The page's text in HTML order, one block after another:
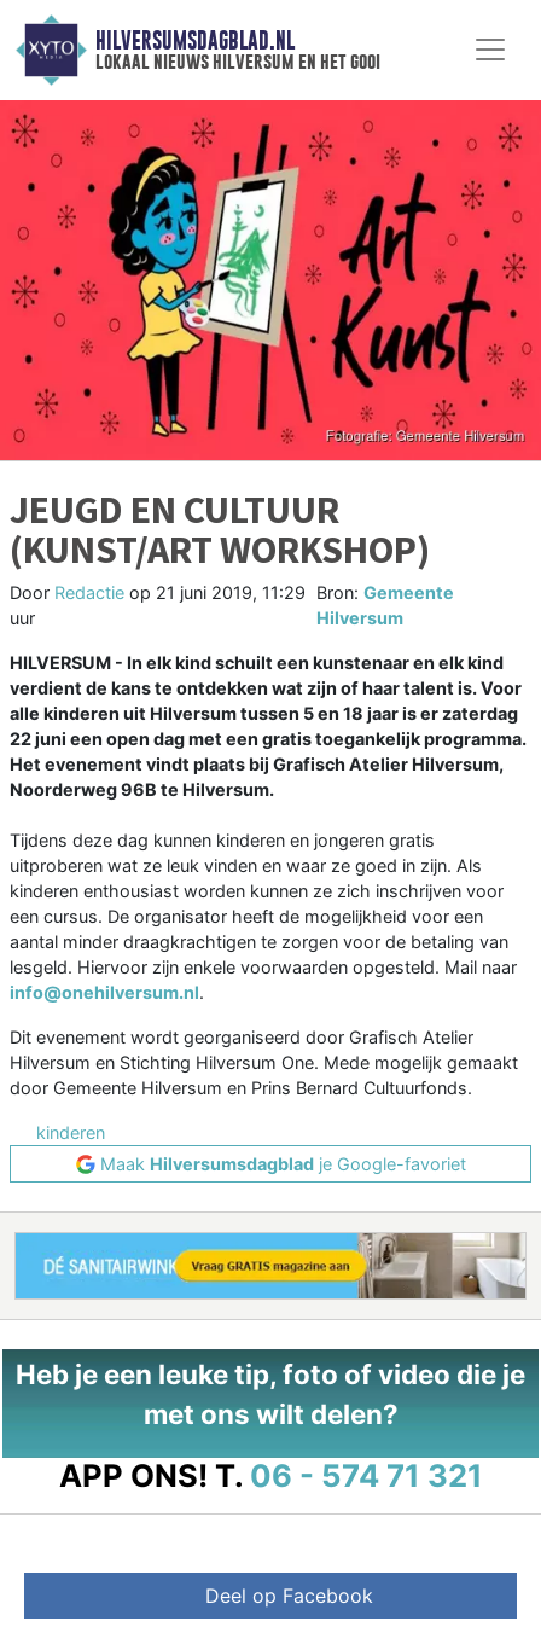
HILVERSUMSDAGBLAD.NL
lokaal nieuws hilversum en het gooi
JEUGD EN CULTUUR
(KUNST/ART WORKSHOP)
Door Redactie op 21 juni 2019, 11:29
uur
Bron:Gemeente
Hilversum
HILVERSUM - In elk kind schuilt een kunstenaar en elk kind
verdient de kans te ontdekken wat zijn of haar talent is. Voor
alle kinderen uit Hilversum tussen 5 en 18 jaar is er zaterdag
22 juni een open dag met een gratis toegankelijk programma.
Het evenement vindt plaats bij Grafisch Atelier Hilversum,
Noorderweg 96B te Hilversum.
Tijdens deze dag kunnen kinderen en jongeren gratis
uitproberen wat ze leuk vinden en waar ze goed in zijn. Als
kinderen enthousiast worden kunnen ze zich inschrijven voor
een cursus. De organisator heeft de mogelijkheid voor een
aantal minder draagkrachtigen te zorgen voor de betaling van
lesgeld. Hiervoor zijn enkele voorwaarden opgesteld. Mail naar
info@onehilversum.nl.
Dit evenement wordt georganiseerd door Grafisch Atelier
Hilversum en Stichting Hilversum One. Mede mogelijk gemaakt
door Gemeente Hilversum en Prins Bernard Cultuurfonds.
kinderen
Maak Hilversumsdagbladje Google-favoriet
Heb je een leuke tip, foto of video die je
met ons wilt delen?
APP ONS! T. 06 - 574 71 321
Deel op Facebook